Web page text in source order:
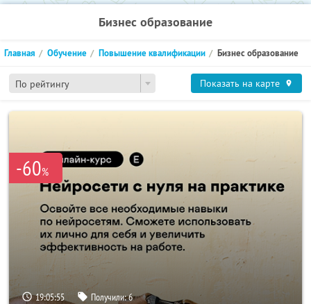
Бизнес образование
По рейтингу
Главная Обучение Повышение квалификации Бизнес образование
Показать на карте
-60%
19:05:55 Получили:6